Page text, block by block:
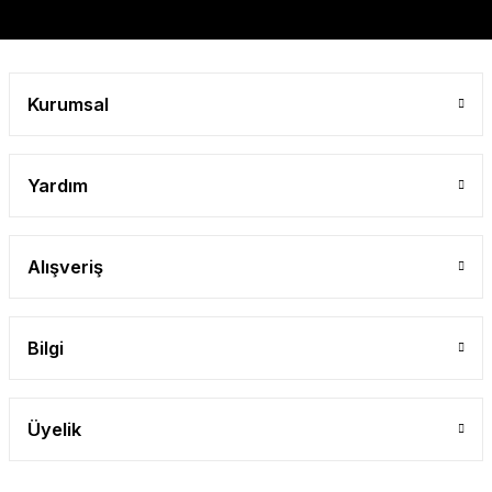
Kurumsal
Yardım
Alışveriş
Bilgi
Üyelik